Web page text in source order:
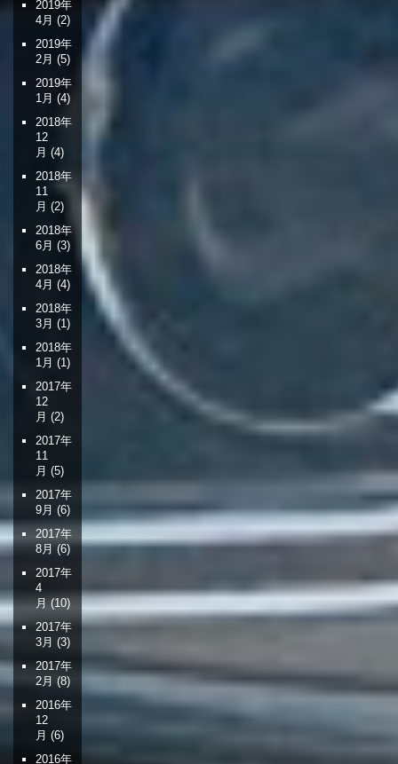
2019年
4月 (2)
2019年
2月 (5)
2019年
1月 (4)
2018年
12
月 (4)
2018年
11
月 (2)
2018年
6月 (3)
2018年
4月 (4)
2018年
3月 (1)
2018年
1月 (1)
2017年
12
月 (2)
2017年
11
月 (5)
2017年
9月 (6)
2017年
8月 (6)
2017年
4
月 (10)
2017年
3月 (3)
2017年
2月 (8)
2016年
12
月 (6)
2016年